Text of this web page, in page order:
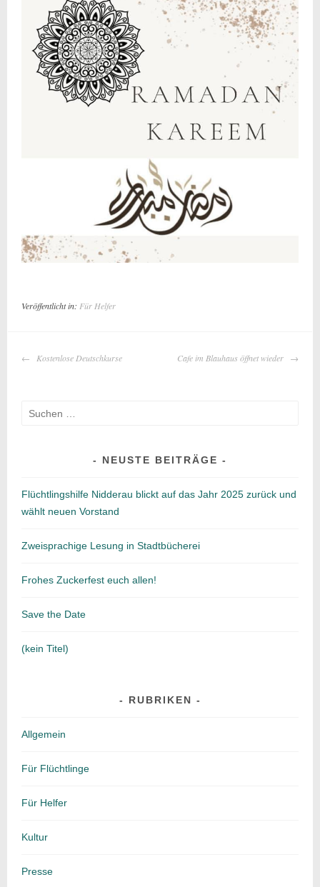
Veröffentlicht in:Für Helfer
BEITRAGS-
Kostenlose Deutschkurse Cafe im Blauhaus öffnet wieder
Suche
NEUSTE BEITRÄGE
Flüchtlingshilfe Nidderau blickt auf das Jahr 2025 zurück und
wählt neuen Vorstand
Zweisprachige Lesung in Stadtbücherei
Frohes Zuckerfest euch allen!
Save the Date
(kein Titel)
RUBRIKEN
Allgemein
Für Flüchtlinge
Für Helfer
Kultur
Presse